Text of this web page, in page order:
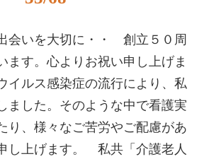
会いを大切に・・ 創立５０周
ます。心よりお祝い申し上げま
ルス感染症の流行により、私
ました。そのような中で看護実
り、様々なご苦労やご配慮があ
し上げます。 私共「介護老人